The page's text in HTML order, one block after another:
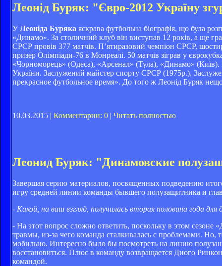
Леонід Буряк: "Євро-2012 Україну
УЛеоніда Буряка яскрава футбольна біографія, що була
«Динамо». За столичний клуб він виступав 12 років, а ще
СРСР провів 377 матчів. П’ятиразовий чемпіон СРСР,
призер Олімпіади-76 в Монреалі. 50 матчів зіграв у
«Чорноморець» (Одеса), «Арсенал» (Тула), «Динамо» (Київ).
України. Заслужений майстер спорту СРСР (1975р.),
прекрасное футбольное время». До того ж Леонід Буряк
10.03.2015 | Комментарии: 0 | Читать полностью
Леонид Буряк: "Динамовские
Завершая серию материалов, посвященных подведению
игру средней линии команды бывшего полузащитника и
- Какой, на ваш взгляд, получилась вторая половина года
- На этот вопрос сложно ответить, поскольку в этом
травмы, из-за чего команда сталкивалась с проблемами.
мобильно. Интересно было бы посмотреть на линию
восстановиться. Плюс в команду возвращается Диого
командой.